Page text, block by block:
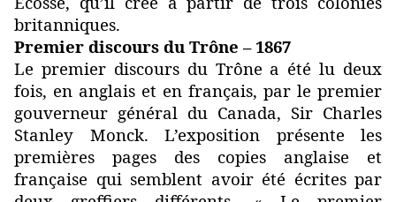
britanniques.
Premier discours du Trône – 1867
Le premier discours du Trône a été lu deux
fois, en anglais et en français, par le premier
gouverneur général du Canada, Sir Charles
Stanley Monck. L’exposition présente les
premières pages des copies anglaise et
française qui semblent avoir été écrites par